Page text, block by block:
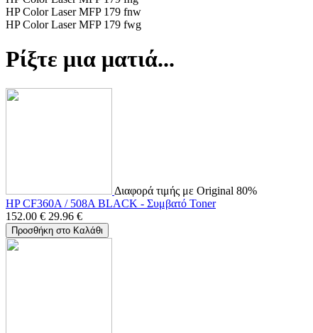
HP Color Laser MFP 179 fnw
HP Color Laser MFP 179 fwg
Ρίξτε μια ματιά...
Διαφορά τιμής με Original 80%
HP CF360A / 508A BLACK - Συμβατό Toner
152.00 € 29.96 €
Προσθήκη στο Καλάθι